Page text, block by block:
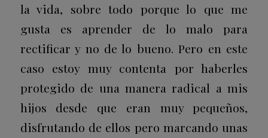
la vida, sobre todo porque lo que me
gusta es aprender de lo malo para
rectificar y no de lo bueno. Pero en este
caso estoy muy contenta por haberles
protegido de una manera radical a mis
hijos desde que eran muy pequeños,
disfrutando de ellos pero marcando unas